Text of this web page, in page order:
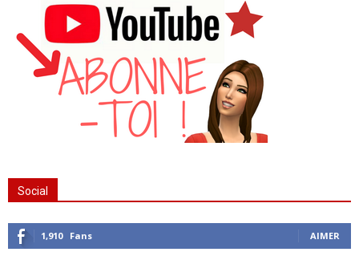
Social
1,910 Fans AIMER